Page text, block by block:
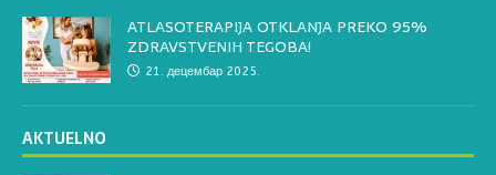
ATLASOTERAPIJA OTKLANJA PREKO 95%
ZDRAVSTVENIH TEGOBA!
21. децембар 2025.
AKTUELNO